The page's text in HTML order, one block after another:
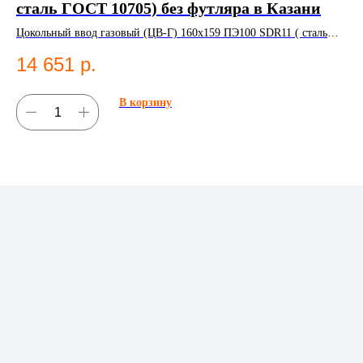
сталь ГОСТ 10705) без футляра в Казани
Цокольный ввод газовый (ЦВ-Г) 160х159 ПЭ100 SDR11 ( сталь
водоснабжения.
14 651 р.
В корзину